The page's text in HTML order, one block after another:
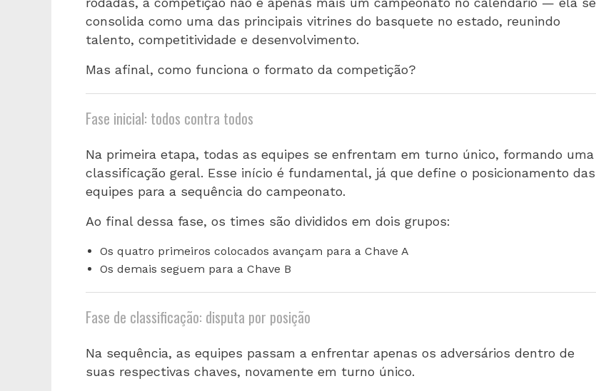
consolida como uma das principais vitrines do basquete no estado, reunindo
talento, competitividade e desenvolvimento.
Mas afinal, como funciona o formato da competição?
Fase inicial: todos contra todos
Na primeira etapa, todas as equipes se enfrentam em turno único, formando uma
classificação geral. Esse início é fundamental, já que define o posicionamento das
equipes para a sequência do campeonato.
Ao final dessa fase, os times são divididos em dois grupos:
Os quatro primeiros colocados avançam para a Chave A
Os demais seguem para a Chave B
Fase de classificação: disputa por posição
Na sequência, as equipes passam a enfrentar apenas os adversários dentro de
suas respectivas chaves, novamente em turno único.